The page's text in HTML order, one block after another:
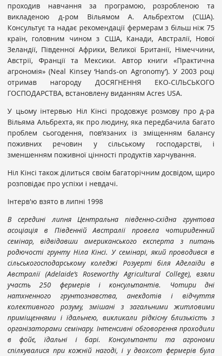
проходив навчання за програмою, розробленою та
викладеною д-ром Вільямом А. Альбрехтом (США).
Консультує та надає рекомендації фермерам з більш ніж 75
країн, головним чином з США, Канади, Австралії, Нової
Зеландії, Південної Африки, Великої Британії, Німеччини,
Австрії, Франції та Мексики. Автор книги «Практична
агрономія» (Neal Kinsey ‘Hands-on Agronomy’). У 2003 році
отримав нагороду ДОСЯГНЕННЯ ЕКО-СІЛЬСЬКОГО
ГОСПОДАРСТВА, встановлену виданням Acres USA.
У цьому інтервью Ніл Кінсі продовжує розмову про д-ра
Вільяма Альбрехта, як про людину, яка передбачила багато
проблем сьогодення, пов’язаних із зміщенням балансу
поживних речовин у сільському господарстві, і
зменшенням поживної цінності продуктів харчування.
Ніл Кінсі також ділиться своїм багаторічним досвідом, щиро
розповідає про успіхи і невдачі.
Інтерв'ю взято в липні 1998
В середині липня Центральна південно-східна грунтова
асоціація в Південній Австралії провела чотириденний
семінар, відвідавши американського експерта з питань
родючості грунту Ніла Кінсі. У семінарі, який проводився в
сільськогосподарському коледжі Розуерті біля Аделаїди в
Австралії (Adelaide’s RoseworthyAgriculturalCollege), взяли
участь 250 фермерів і консультантів. Чотири дні
натхненного грунтознавства, анекдотів і відчуття
колективного розуму, змішані з загальними житловими
приміщеннями і їдальнею, викликали рідкісну близькість з
організаторами семінару. Інтенсивні обговорення проходили
в фойє, їдальні і барі. Консультанти та агрономи
спілкувалися при кожній нагоді, і у двохсот фермерів була